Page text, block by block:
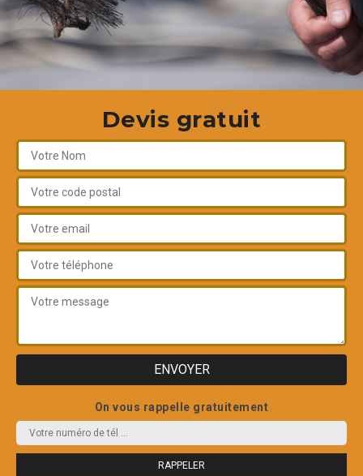
Devis gratuit
On vous rappelle gratuitement